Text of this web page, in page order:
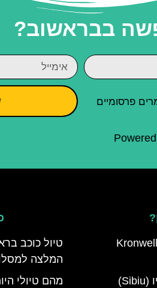
בבראשוב?
פרסומיים
מלון קרונוול בראשוב (Kronwell
מלונות מומלצים בסיביו (Sibiu)
טיול כוכב
המלצה
מהם טיולי